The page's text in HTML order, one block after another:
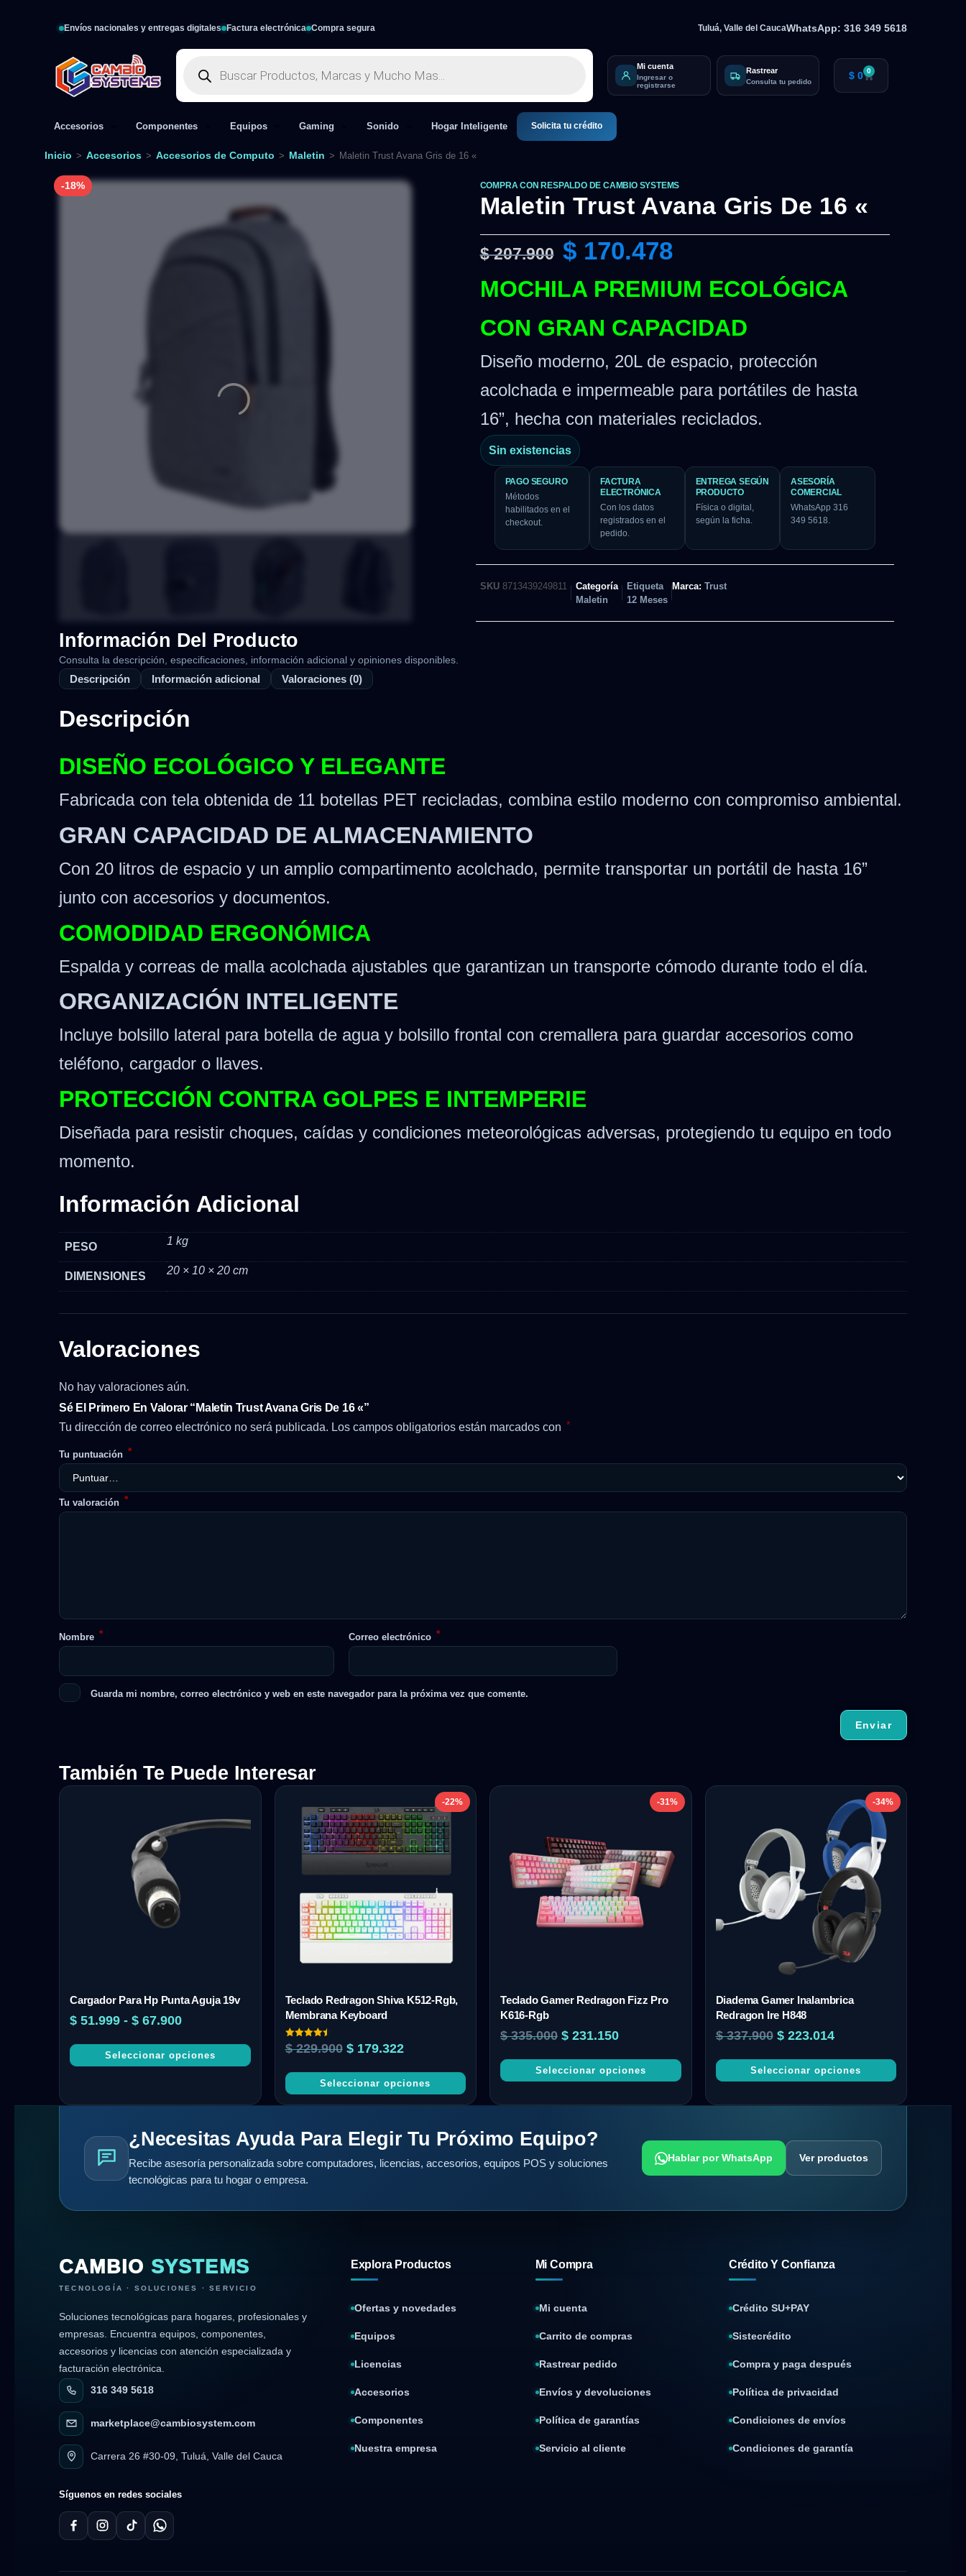
Envíos nacionales y entregas digitales Factura electrónica Compra segura Tuluá, Valle del CaucaWhatsApp: 316 349 5618
Mi cuenta
Ingresar o
registrarse
Rastrear
Consulta tu pedido $ 0 0
Accesorios Componentes Equipos Gaming Sonido Hogar Inteligente Solicita tu crédito
Inicio > Accesorios > Accesorios de Computo > Maletin > Maletin Trust Avana Gris de 16 «
-18% COMPRA CON RESPALDO DE CAMBIO SYSTEMS
Maletin Trust Avana Gris De 16 «
$207.900 $170.478
MOCHILA PREMIUM ECOLÓGICA
CON GRAN CAPACIDAD
Diseño moderno, 20L de espacio, protección
acolchada e impermeable para portátiles de hasta
16”, hecha con materiales reciclados.
Sin existencias
PAGO SEGURO
Métodos
habilitados en el
checkout.
FACTURA
ELECTRÓNICA
Con los datos
registrados en el
pedido.
ENTREGA SEGÚN
PRODUCTO
Física o digital,
según la ficha.
ASESORÍA
COMERCIAL
WhatsApp 316
349 5618.
SKU 8713439249811
Categoría
Maletin
Etiqueta
12 Meses
Marca: Trust
Información Del Producto
Consulta la descripción, especificaciones, información adicional y opiniones disponibles.
Descripción Información adicional Valoraciones (0)
Descripción
DISEÑO ECOLÓGICO Y ELEGANTE
Fabricada con tela obtenida de 11 botellas PET recicladas, combina estilo moderno con compromiso ambiental.
GRAN CAPACIDAD DE ALMACENAMIENTO
Con 20 litros de espacio y un amplio compartimento acolchado, permite transportar un portátil de hasta 16”
junto con accesorios y documentos.
COMODIDAD ERGONÓMICA
Espalda y correas de malla acolchada ajustables que garantizan un transporte cómodo durante todo el día.
ORGANIZACIÓN INTELIGENTE
Incluye bolsillo lateral para botella de agua y bolsillo frontal con cremallera para guardar accesorios como
teléfono, cargador o llaves.
PROTECCIÓN CONTRA GOLPES E INTEMPERIE
Diseñada para resistir choques, caídas y condiciones meteorológicas adversas, protegiendo tu equipo en todo
momento.
Información Adicional
PESO 1 kg
DIMENSIONES 20 × 10 × 20 cm
Valoraciones
No hay valoraciones aún.
Sé El Primero En Valorar “Maletin Trust Avana Gris De 16 «”
Tu dirección de correo electrónico no será publicada. Los campos obligatorios están marcados con *
Tu puntuación *
Tu valoración *
Nombre * Correo electrónico *
Guarda mi nombre, correo electrónico y web en este navegador para la próxima vez que comente.
También Te Puede Interesar
Cargador Para Hp Punta Aguja 19v
$ 51.999 - $ 67.900
Seleccionar opciones
-22%
Teclado Redragon Shiva K512-Rgb,
Membrana Keyboard
Valorado
con
de 5
$229.900 $179.322
Seleccionar opciones
-31%
Teclado Gamer Redragon Fizz Pro
K616-Rgb
$335.000 $ 231.150
Seleccionar opciones
-34%
Diadema Gamer Inalambrica
Redragon Ire H848
$337.900 $223.014
Seleccionar opciones
¿Necesitas Ayuda Para Elegir Tu Próximo Equipo?
Recibe asesoría personalizada sobre computadores, licencias, accesorios, equipos POS y soluciones
tecnológicas para tu hogar o empresa.
Hablar por WhatsApp Ver productos
CAMBIO SYSTEMS
TECNOLOGÍA · SOLUCIONES · SERVICIO
Soluciones tecnológicas para hogares, profesionales y
empresas. Encuentra equipos, componentes,
accesorios y licencias con atención especializada y
facturación electrónica.
316 349 5618
marketplace@cambiosystem.com
Carrera 26 #30-09, Tuluá, Valle del Cauca
Síguenos en redes sociales
Explora Productos
Ofertas y novedades
Equipos
Licencias
Accesorios
Componentes
Nuestra empresa
Mi Compra
Mi cuenta
Carrito de compras
Rastrear pedido
Envíos y devoluciones
Política de garantías
Servicio al cliente
Crédito Y Confianza
Crédito SU+PAY
Sistecrédito
Compra y paga después
Política de privacidad
Condiciones de envíos
Condiciones de garantía